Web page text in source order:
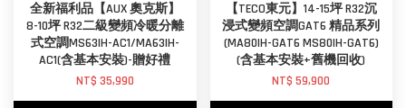
全新福利品【AUX 奧克斯】
8-10坪 R32二級變頻冷暖分離
式空調MS63IH-AC1/MA63IH-
AC1(含基本安裝)-贈好禮
NT$ 35,990
【TECO東元】14-15坪 R32沉
浸式變頻空調GAT6 精品系列
(MA80IH-GAT6 MS80IH-GAT6)
(含基本安裝+舊機回收)
NT$ 59,900